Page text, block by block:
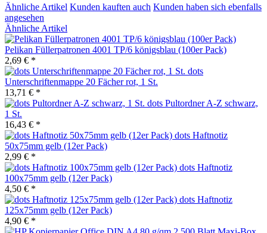
Ähnliche Artikel Kunden kauften auch Kunden haben sich ebenfalls
angesehen
Ähnliche Artikel
Pelikan Füllerpatronen 4001 TP/6 königsblau (100er Pack)
2,69 € *
dots
Unterschriftenmappe 20 Fächer rot, 1 St.
13,71 € *
dots Pultordner A-Z schwarz,
1 St.
16,43 € *
dots Haftnotiz
50x75mm gelb (12er Pack)
2,99 € *
dots Haftnotiz
100x75mm gelb (12er Pack)
4,50 € *
dots Haftnotiz
125x75mm gelb (12er Pack)
4,90 € *